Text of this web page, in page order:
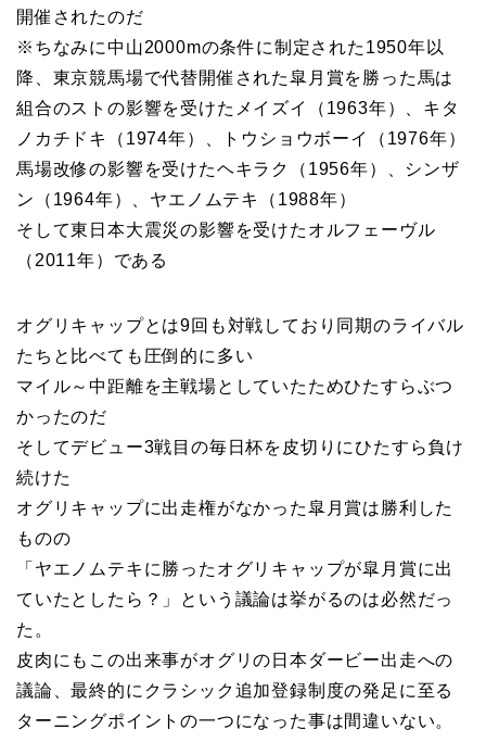
開催されたのだ
※ちなみに中山2000mの条件に制定された1950年以
降、東京競馬場で代替開催された皐月賞を勝った馬は
組合のストの影響を受けたメイズイ（1963年）、キタ
ノカチドキ（1974年）、トウショウボーイ（1976年）
馬場改修の影響を受けたヘキラク（1956年）、シンザ
ン（1964年）、ヤエノムテキ（1988年）
そして東日本大震災の影響を受けたオルフェーヴル
（2011年）である
オグリキャップとは9回も対戦しており同期のライバル
たちと比べても圧倒的に多い
マイル～中距離を主戦場としていたためひたすらぶつ
かったのだ
そしてデビュー3戦目の毎日杯を皮切りにひたすら負け
続けた
オグリキャップに出走権がなかった皐月賞は勝利した
ものの
「ヤエノムテキに勝ったオグリキャップが皐月賞に出
ていたとしたら？」という議論は挙がるのは必然だっ
た。
皮肉にもこの出来事がオグリの日本ダービー出走への
議論、最終的にクラシック追加登録制度の発足に至る
ターニングポイントの一つになった事は間違いない。